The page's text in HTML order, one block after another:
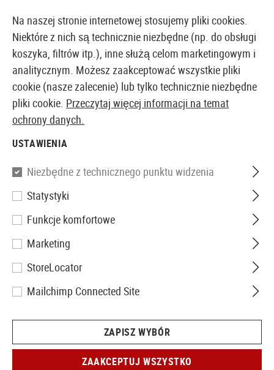
EUROPEJSKI AIRSOFT SKLEP I HURTOWNIA
Strona główna
13 Produkty
Na naszej stronie internetowej stosujemy pliki cookies.
Niektóre z nich są technicznie niezbędne (np. do obsługi
koszyka, filtrów itp.), inne służą celom marketingowym i
analitycznym. Możesz zaakceptować wszystkie pliki
cookie (nasze zalecenie) lub tylko technicznie niezbędne
pliki cookie. Przeczytaj więcej informacji na temat
ochrony danych.
USTAWIENIA
Niezbędne z technicznego punktu widzenia
Statystyki
Funkcje komfortowe
Marketing
StoreLocator
Mailchimp Connected Site
ZAPISZ WYBÓR
ZAAKCEPTUJ WSZYSTKO